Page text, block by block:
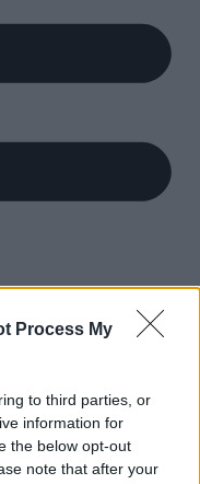
Process My
to third parties, or
information for
the below opt-out
note that after your